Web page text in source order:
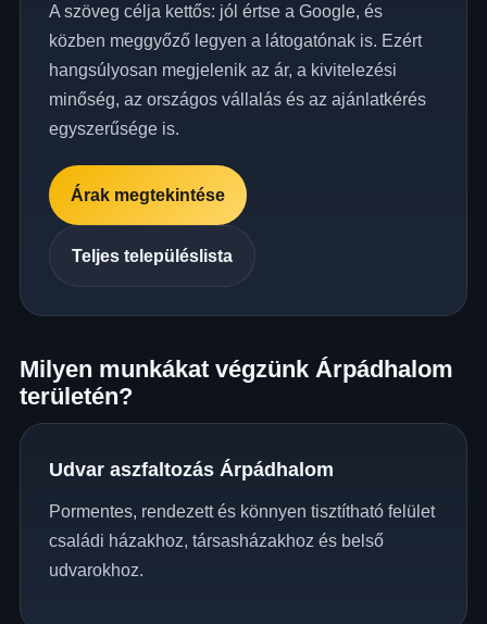
A szöveg célja kettős: jól értse a Google, és
közben meggyőző legyen a látogatónak is. Ezért
hangsúlyosan megjelenik az ár, a kivitelezési
minőség, az országos vállalás és az ajánlatkérés
egyszerűsége is.
Árak megtekintése
Teljes településlista
Milyen munkákat végzünk Árpádhalom
területén?
Udvar aszfaltozás Árpádhalom
Pormentes, rendezett és könnyen tisztítható felület
családi házakhoz, társasházakhoz és belső
udvarokhoz.